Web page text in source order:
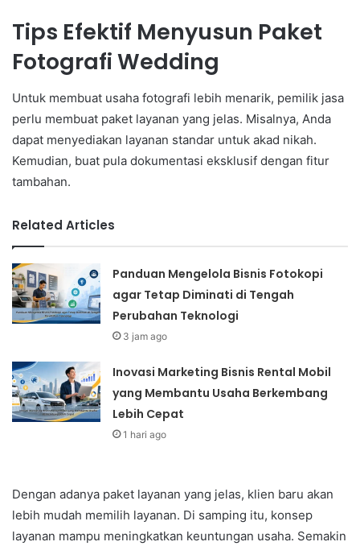
Tips Efektif Menyusun Paket
Fotografi Wedding
Untuk membuat usaha fotografi lebih menarik, pemilik jasa
perlu membuat paket layanan yang jelas. Misalnya, Anda
dapat menyediakan layanan standar untuk akad nikah.
Kemudian, buat pula dokumentasi eksklusif dengan fitur
tambahan.
Related Articles
Panduan Mengelola Bisnis Fotokopi
agar Tetap Diminati di Tengah
Perubahan Teknologi
3 jam ago
Inovasi Marketing Bisnis Rental Mobil
yang Membantu Usaha Berkembang
Lebih Cepat
1 hari ago
Dengan adanya paket layanan yang jelas, klien baru akan
lebih mudah memilih layanan. Di samping itu, konsep
layanan mampu meningkatkan keuntungan usaha. Semakin